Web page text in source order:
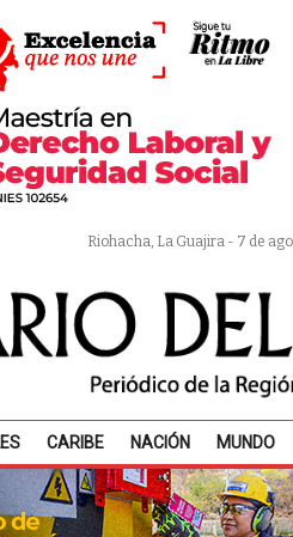
Riohacha, La Guajira - 7 de
CARIBE NACIÓN MUNDO